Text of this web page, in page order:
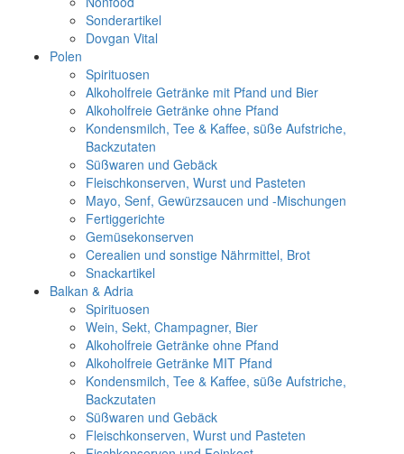
Sonderartikel
Dovgan Vital
Polen
Spirituosen
Alkoholfreie Getränke mit Pfand und Bier
Alkoholfreie Getränke ohne Pfand
Kondensmilch, Tee & Kaffee, süße Aufstriche,
Backzutaten
Süßwaren und Gebäck
Fleischkonserven, Wurst und Pasteten
Mayo, Senf, Gewürzsaucen und -Mischungen
Fertiggerichte
Gemüsekonserven
Cerealien und sonstige Nährmittel, Brot
Snackartikel
Balkan & Adria
Spirituosen
Wein, Sekt, Champagner, Bier
Alkoholfreie Getränke ohne Pfand
Alkoholfreie Getränke MIT Pfand
Kondensmilch, Tee & Kaffee, süße Aufstriche,
Backzutaten
Süßwaren und Gebäck
Fleischkonserven, Wurst und Pasteten